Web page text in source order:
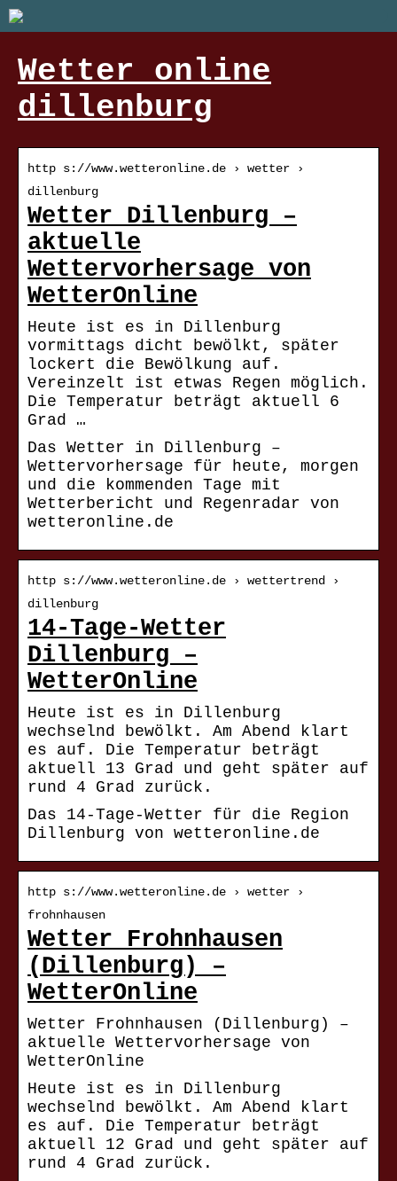
Wetter online
dillenburg
http s://www.wetteronline.de › wetter ›
dillenburg
Wetter Dillenburg –
aktuelle
Wettervorhersage von
WetterOnline
Heute ist es in Dillenburg
vormittags dicht bewölkt, später
lockert die Bewölkung auf.
Vereinzelt ist etwas Regen möglich.
Die Temperatur beträgt aktuell 6
Grad …
Das Wetter in Dillenburg –
Wettervorhersage für heute, morgen
und die kommenden Tage mit
Wetterbericht und Regenradar von
wetteronline.de
http s://www.wetteronline.de › wettertrend ›
dillenburg
14-Tage-Wetter
Dillenburg –
WetterOnline
Heute ist es in Dillenburg
wechselnd bewölkt. Am Abend klart
es auf. Die Temperatur beträgt
aktuell 13 Grad und geht später auf
rund 4 Grad zurück.
Das 14-Tage-Wetter für die Region
Dillenburg von wetteronline.de
http s://www.wetteronline.de › wetter ›
frohnhausen
Wetter Frohnhausen
(Dillenburg) –
WetterOnline
Wetter Frohnhausen (Dillenburg) –
aktuelle Wettervorhersage von
WetterOnline
Heute ist es in Dillenburg
wechselnd bewölkt. Am Abend klart
es auf. Die Temperatur beträgt
aktuell 12 Grad und geht später auf
rund 4 Grad zurück.